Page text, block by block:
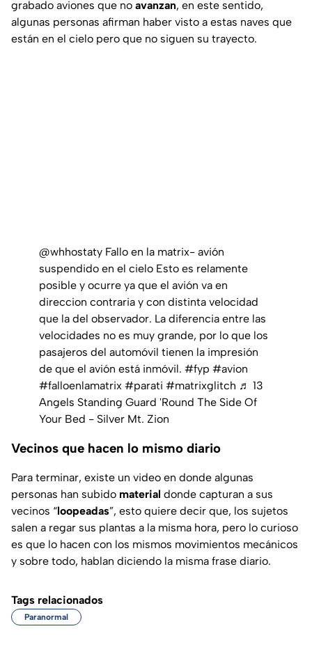
grabado aviones que no avanzan, en este sentido,
algunas personas afirman haber visto a estas naves que
están en el cielo pero que no siguen su trayecto.
@whhostaty Fallo en la matrix- avión
suspendido en el cielo Esto es relamente
posible y ocurre ya que el avión va en
direccion contraria y con distinta velocidad
que la del observador. La diferencia entre las
velocidades no es muy grande, por lo que los
pasajeros del automóvil tienen la impresión
de que el avión está inmóvil. #fyp #avion
#falloenlamatrix #parati #matrixglitch ♬ 13
Angels Standing Guard 'Round The Side Of
Your Bed - Silver Mt. Zion
Vecinos que hacen lo mismo diario
Para terminar, existe un video en donde algunas
personas han subido material donde capturan a sus
vecinos “loopeadas”, esto quiere decir que, los sujetos
salen a regar sus plantas a la misma hora, pero lo curioso
es que lo hacen con los mismos movimientos mecánicos
y sobre todo, hablan diciendo la misma frase diario.
Tags relacionados
Paranormal